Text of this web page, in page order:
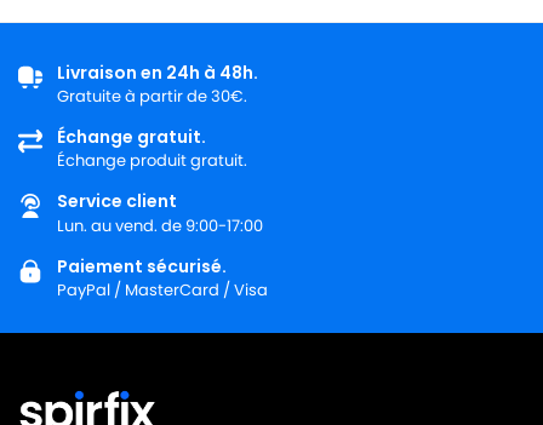
Livraison en 24h à 48h.
Gratuite à partir de 30€.
Échange gratuit.
Échange produit gratuit.
Service client
Lun. au vend. de 9:00-17:00
Paiement sécurisé.
PayPal / MasterCard / Visa